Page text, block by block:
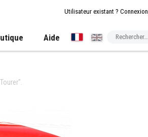
Utilisateur existant ? Connexion
Aide